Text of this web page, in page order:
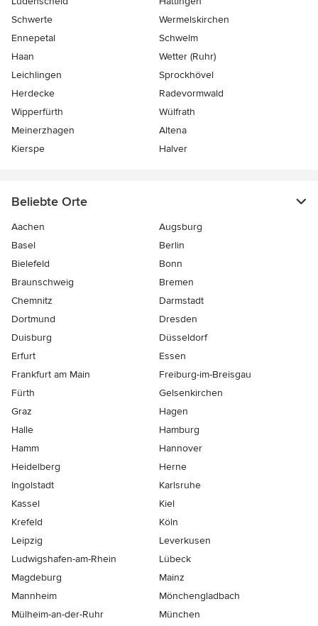
Schwerte
Wermelskirchen
Ennepetal
Schwelm
Haan
Wetter (Ruhr)
Leichlingen
Sprockhövel
Herdecke
Radevormwald
Wipperfürth
Wülfrath
Meinerzhagen
Altena
Kierspe
Halver
Beliebte Orte
Aachen
Augsburg
Basel
Berlin
Bielefeld
Bonn
Braunschweig
Bremen
Chemnitz
Darmstadt
Dortmund
Dresden
Duisburg
Düsseldorf
Erfurt
Essen
Frankfurt am Main
Freiburg-im-Breisgau
Fürth
Gelsenkirchen
Graz
Hagen
Halle
Hamburg
Hamm
Hannover
Heidelberg
Herne
Ingolstadt
Karlsruhe
Kassel
Kiel
Krefeld
Köln
Leipzig
Leverkusen
Ludwigshafen-am-Rhein
Lübeck
Magdeburg
Mainz
Mannheim
Mönchen­gladbach
Mülheim-an-der-Ruhr
München